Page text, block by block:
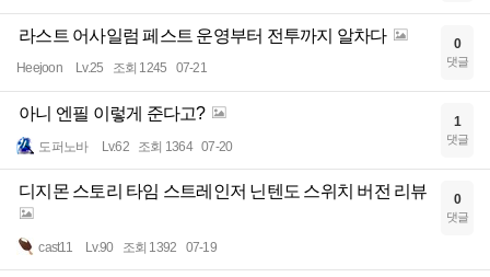
라스트 어사일럼 페스트 운영부터 전투까지 알차다
Heejoon Lv.25 조회 1245 07-21
0
댓글
아니 엔필 이렇게 준다고?
도퍼노바 Lv.62 조회 1364 07-20
1
댓글
디지몬 스토리 타임 스트레인저 닌텐도 스위치 버전 리뷰
cast11 Lv.90 조회 1392 07-19
0
댓글